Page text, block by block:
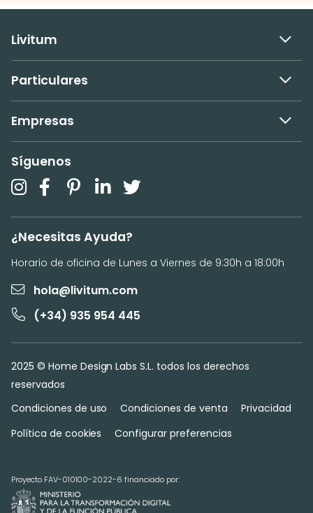
Livitum
Particulares
Empresas
Síguenos
¿Necesitas Ayuda?
Horario de oficina de Lunes a Viernes de 9:30h a 18:00h
hola@livitum.com
(+34) 935 954 445
2025 © Home Design Labs S.L. todos los derechos
reservados
Condiciones de uso
Condiciones de venta
Privacidad
Política de cookies
Configurar preferencias
Proyecto FAV-010100-2022-6 financiado por: